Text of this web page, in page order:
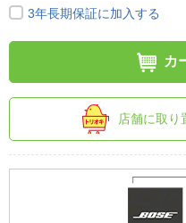
3年長期保証に加入する
カ
店舗に取り